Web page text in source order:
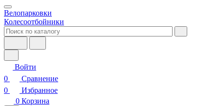
Велопарковки
Колесоотбойники
Войти
0
Сравнение
0
Избранное
0 Корзина